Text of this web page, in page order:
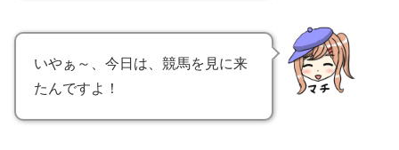
いやぁ～、今日は、競馬を見に来
たんですよ！